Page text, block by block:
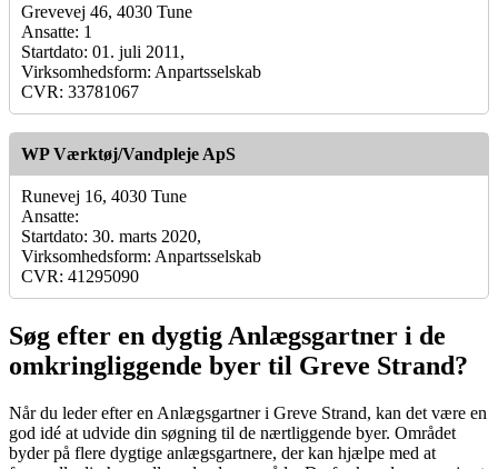
Grevevej 46, 4030 Tune
Ansatte: 1
Startdato: 01. juli 2011,
Virksomhedsform: Anpartsselskab
CVR: 33781067
WP Værktøj/Vandpleje ApS
Runevej 16, 4030 Tune
Ansatte:
Startdato: 30. marts 2020,
Virksomhedsform: Anpartsselskab
CVR: 41295090
Søg efter en dygtig Anlægsgartner i de
omkringliggende byer til Greve Strand?
Når du leder efter en Anlægsgartner i Greve Strand, kan det være en
god idé at udvide din søgning til de nærtliggende byer. Området
byder på flere dygtige anlægsgartnere, der kan hjælpe med at